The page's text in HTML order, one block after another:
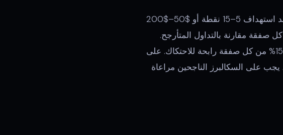
. عند استهداف 5–15 نقطة أو $50–$200
صفقة مقارنة بالتداول المتأرجح.
السكالبر الذي يدفع 1.5 نقطة كتكلفة إجمالية على هدف 10 نقاط يتخلى عن 15% من كل صفقة رابحة للاحتكاك. على
يجب على السكالبرز الناجحين مراعاة